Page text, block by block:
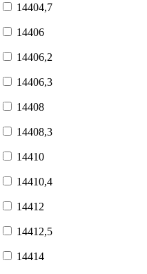
14404,7
14406
14406,2
14406,3
14408
14408,3
14410
14410,4
14412
14412,5
14414